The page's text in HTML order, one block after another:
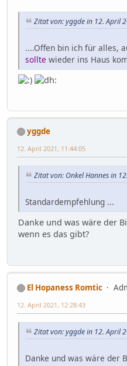
Zitat von: yggde in 12. April
....Offen bin ich für alles,
sollte wieder ins Haus
yggde
12. April 2021, 11:44:05
Zitat von: Onkel Hannes in
Standardempfehlung ...
Danke und was wäre der
wenn es das gibt?
El Hopaness Romtic
12. April 2021, 12:28:43
Zitat von: yggde in 12. April
Danke und was wäre der